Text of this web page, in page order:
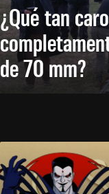
¿Qué tan
de 70 mm?